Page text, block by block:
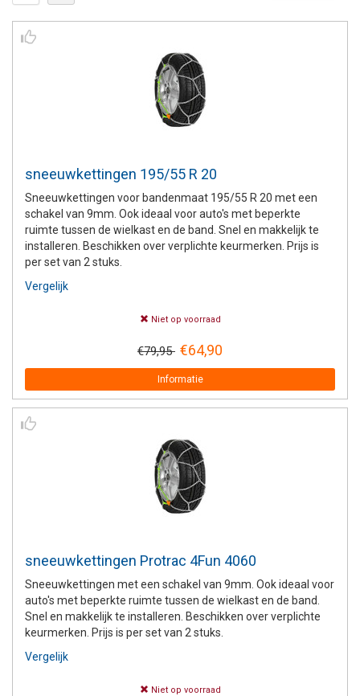
sneeuwkettingen 195/55 R 20
Sneeuwkettingen voor bandenmaat 195/55 R 20 met een
schakel van 9mm. Ook ideaal voor auto's met beperkte
ruimte tussen de wielkast en de band. Snel en makkelijk te
installeren. Beschikken over verplichte keurmerken. Prijs is
per set van 2 stuks.
Vergelijk
Niet op voorraad
€79,95 €64,90
Informatie
sneeuwkettingen Protrac 4Fun 4060
Sneeuwkettingen met een schakel van 9mm. Ook ideaal voor
auto's met beperkte ruimte tussen de wielkast en de band.
Snel en makkelijk te installeren. Beschikken over verplichte
keurmerken. Prijs is per set van 2 stuks.
Vergelijk
Niet op voorraad